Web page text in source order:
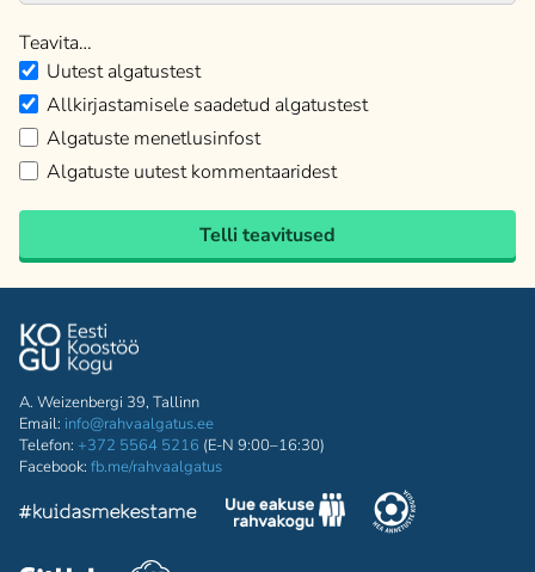
Teavita…
Uutest algatustest
Allkirjastamisele saadetud algatustest
Algatuste menetlusinfost
Algatuste uutest kommentaaridest
Telli teavitused
A. Weizenbergi 39, Tallinn
Email: info@rahvaalgatus.ee
Telefon: +372 5564 5216 (E-N 9:00–16:30)
Facebook: fb.me/rahvaalgatus